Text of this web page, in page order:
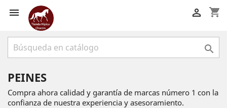
 shopping_cart


PEINES
Compra ahora calidad y garantía de marcas número 1 con la
confianza de nuestra experiencia y asesoramiento.